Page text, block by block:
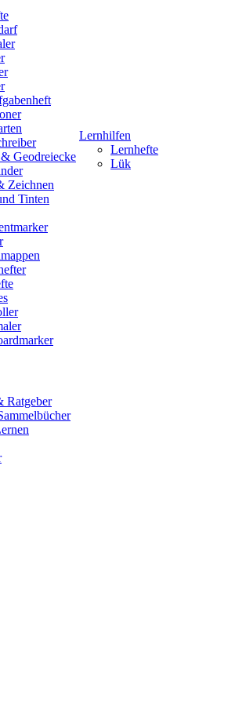
Geodreiecke
Zeichnen
Tinten
Lernhilfen
Lernhefte
Lük
Ratgeber